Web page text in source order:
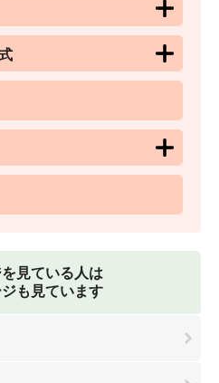
見ている人は
も見ています